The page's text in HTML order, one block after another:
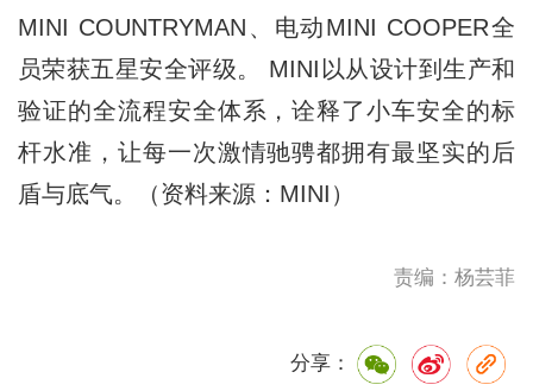
MINI COUNTRYMAN、电动MINI COOPER全
员荣获五星安全评级。 MINI以从设计到生产和
验证的全流程安全体系，诠释了小车安全的标
杆水准，让每一次激情驰骋都拥有最坚实的后
盾与底气。（资料来源：MINI）
责编：杨芸菲
分享：